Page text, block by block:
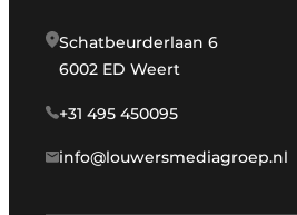
Schatbeurderlaan 6
6002 ED Weert
+31 495 450095
info@louwersmediagroep.nl